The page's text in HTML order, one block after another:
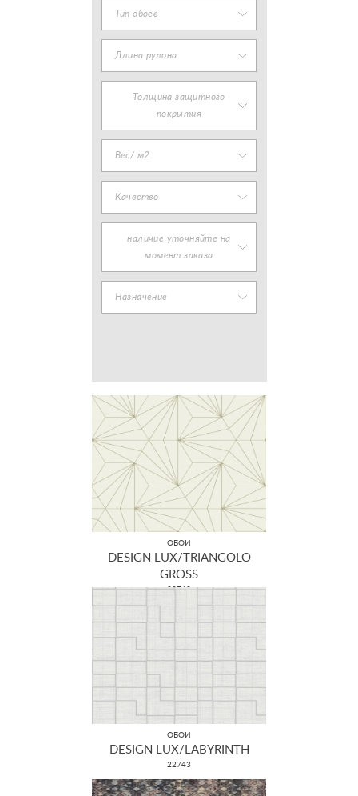
Тип обоев
Длина рулона
Толщина защитного
покрытия
Вес/ м2
Качество
наличие уточняйте на
момент заказа
Назначение
ОБОИ
DESIGN LUX/TRIANGOLO
GROSS
22762
ОБОИ
DESIGN LUX/LABYRINTH
22743